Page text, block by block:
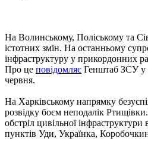
На Волинському, Поліському та
істотних змін. На останньому
інфраструктуру у прикордонних
Про це повідомляє Генштаб ЗСУ у
червня.
На Харківському напрямку
розвідку боєм неподалік
обстріл цивільної
пунктів Уди, Українка,